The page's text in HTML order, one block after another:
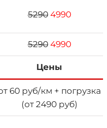
52904990
52904990
Цены
60 руб/км + погрузка
(от 2490 руб)